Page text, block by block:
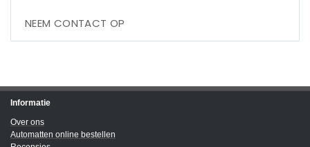
NEEM CONTACT OP
Informatie
Over ons
Automatten online bestellen